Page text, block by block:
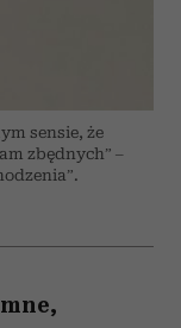
sensie, że
zbędnych” –